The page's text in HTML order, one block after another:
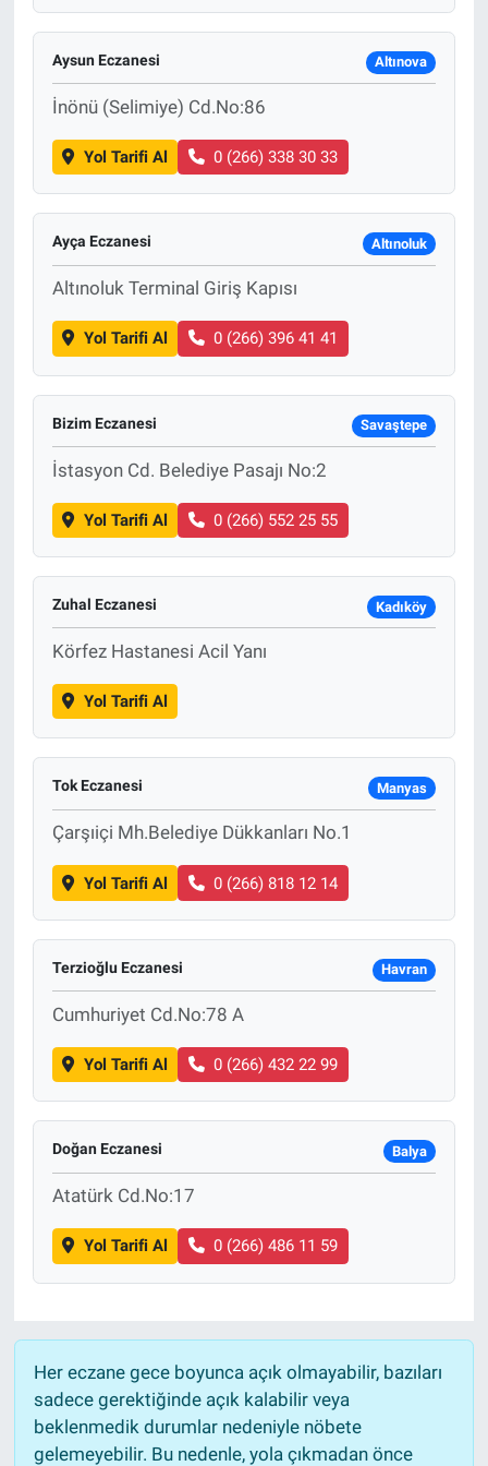
Aysun Eczanesi Altınova
İnönü (Selimiye) Cd.No:86
Yol Tarifi Al 0 (266) 338 30 33
Ayça Eczanesi Altınoluk
Altınoluk Terminal Giriş Kapısı
Yol Tarifi Al 0 (266) 396 41 41
Bizim Eczanesi Savaştepe
İstasyon Cd. Belediye Pasajı No:2
Yol Tarifi Al 0 (266) 552 25 55
Zuhal Eczanesi Kadıköy
Körfez Hastanesi Acil Yanı
Yol Tarifi Al
Tok Eczanesi Manyas
Çarşıiçi Mh.Belediye Dükkanları No.1
Yol Tarifi Al 0 (266) 818 12 14
Terzioğlu Eczanesi Havran
Cumhuriyet Cd.No:78 A
Yol Tarifi Al 0 (266) 432 22 99
Doğan Eczanesi Balya
Atatürk Cd.No:17
Yol Tarifi Al 0 (266) 486 11 59
Her eczane gece boyunca açık olmayabilir, bazıları
sadece gerektiğinde açık kalabilir veya
beklenmedik durumlar nedeniyle nöbete
gelemeyebilir. Bu nedenle, yola çıkmadan önce